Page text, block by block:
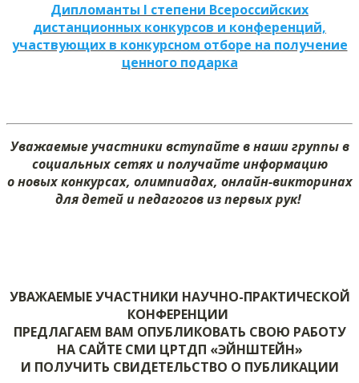
Дипломанты I степени Всероссийских
дистанционных конкурсов и конференций,
участвующих в конкурсном отборе на получение
ценного подарка
Уважаемые участники вступайте в наши группы в
социальных сетях и получайте информацию
о новых конкурсах, олимпиадах, онлайн-викторинах
для детей и педагогов из первых рук!
УВАЖАЕМЫЕ УЧАСТНИКИ НАУЧНО-ПРАКТИЧЕСКОЙ
КОНФЕРЕНЦИИ
ПРЕДЛАГАЕМ ВАМ ОПУБЛИКОВАТЬ СВОЮ РАБОТУ
НА САЙТЕ СМИ ЦРТДП «ЭЙНШТЕЙН»
И ПОЛУЧИТЬ СВИДЕТЕЛЬСТВО О ПУБЛИКАЦИИ